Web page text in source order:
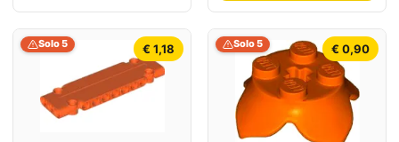
€ 1,18
Solo 5 € 0,90
Solo 5